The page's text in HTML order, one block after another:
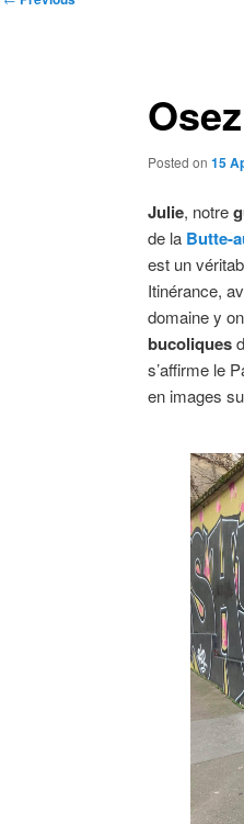
Posted on 15
Julie, notre
de la Butte-
est un
Itinérance,
domaine y
bucoliques
s’affirme le
en images